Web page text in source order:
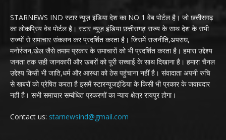
STARNEWS IND स्टार न्यूज़ इंडिया देश का NO 1 वेब पोर्टल है। जो छत्तीसगढ़
का लोकप्रिय वेब पोर्टल है। स्टार न्यूज़ इंडिया छत्तीसगढ़ राज्य के साथ देश के सभी
राज्यों से समाचार संकलन कर प्रदर्शित करता है। जिसमें राजनीति,अपराध,
मनोरंजन,खेल जैसे तमाम प्रकार के समाचारों को भी प्रदर्शित करता है। हमारा उद्देश्य
जनता तक सही जानकारी और खबरों को पूरी सच्चाई के साथ दिखाना है। हमारा चैनल
उद्देश्य किसी भी जाति,धर्म और आस्था को ठेस पहुंचाना नहीं है। संवादाता अपनी रुचि
से खबरों को प्रेषित करता है इसमें स्टारन्यूजइंडिया के किसी भी प्रकार के जवाबदार
नही है। सभी समाचार सम्बंधित प्रकरणों का न्याय क्षेत्र रायपुर होगा।
Contact us: starnewsind@gmail.com